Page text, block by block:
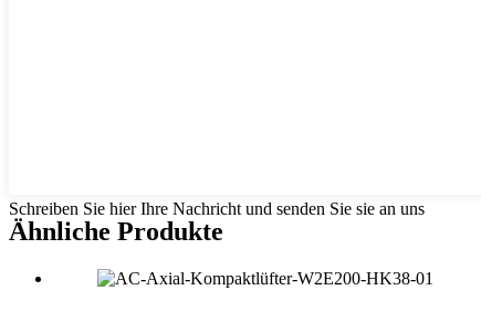
Schreiben Sie hier Ihre Nachricht und senden Sie sie an uns
Ähnliche Produkte